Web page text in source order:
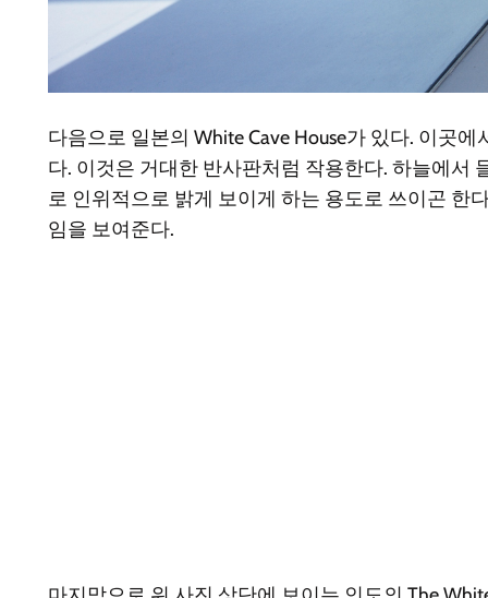
다음으로 일본의 White Cave House가 있다. 이곳
다. 이것은 거대한 반사판처럼 작용한다. 하늘에서
로 인위적으로 밝게 보이게 하는 용도로 쓰이곤 한
임을 보여준다.